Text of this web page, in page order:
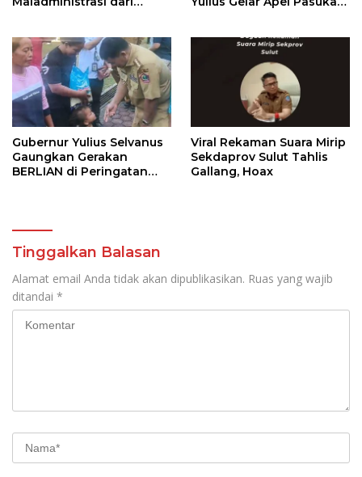
Gubernur Yulius Selvanus
Gaungkan Gerakan
BERLIAN di Peringatan
Viral Rekaman Suara Mirip
Sekdaprov Sulut Tahlis
Gallang, Hoax
Tinggalkan Balasan
Alamat email Anda tidak akan dipublikasikan. Ruas yang wajib
ditandai *